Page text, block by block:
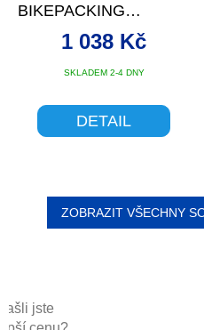
jste
BIKEPACKING
MIDLOADER, BRAŠNA
NA RÁM 4.5L ZELENÁ
SKLADEM 2-4 DNY
1 038 Kč
DETAIL
ZOBRAZIT VŠECHNY